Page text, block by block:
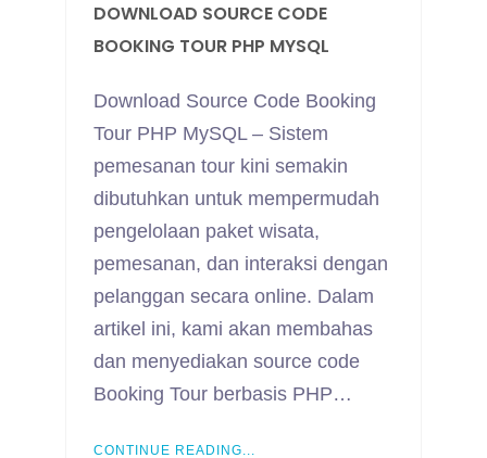
DOWNLOAD SOURCE CODE
BOOKING TOUR PHP MYSQL
Download Source Code Booking
Tour PHP MySQL – Sistem
pemesanan tour kini semakin
dibutuhkan untuk mempermudah
pengelolaan paket wisata,
pemesanan, dan interaksi dengan
pelanggan secara online. Dalam
artikel ini, kami akan membahas
dan menyediakan source code
Booking Tour berbasis PHP…
CONTINUE READING...